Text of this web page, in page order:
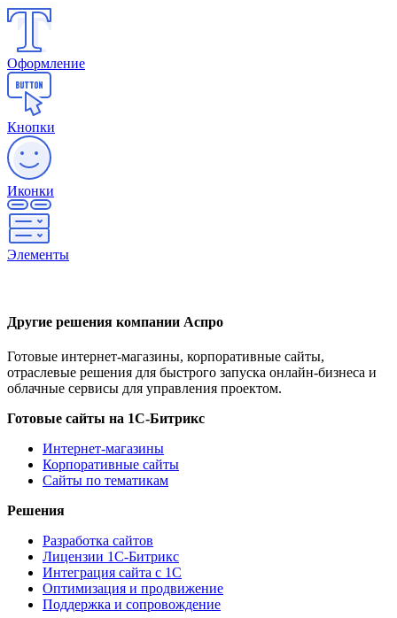
Оформление
Кнопки
Иконки
Элементы
Другие решения компании Аспро
Готовые интернет-магазины, корпоративные сайты,
отраслевые решения для быстрого запуска онлайн-бизнеса и
облачные сервисы для управления проектом.
Готовые сайты на 1С-Битрикс
Интернет-магазины
Корпоративные сайты
Сайты по тематикам
Решения
Разработка сайтов
Лицензии 1С-Битрикс
Интеграция сайта с 1С
Оптимизация и продвижение
Поддержка и сопровождение